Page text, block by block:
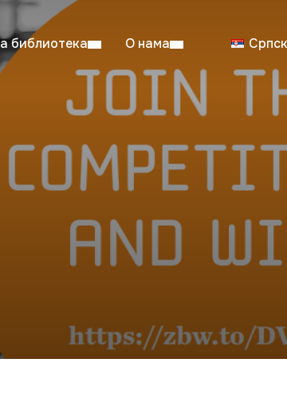
библиотека О нама
до 29. августа